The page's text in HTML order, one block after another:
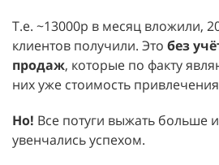
Т.е. ~13000р в месяц вложили,
клиентов получили. Это без
продаж, которые по факту
них уже стоимость
Но! Все потуги выжать больше
увенчались успехом.